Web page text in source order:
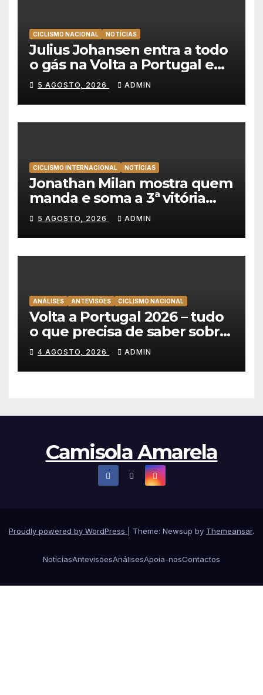
CICLISMO NACIONAL NOTÍCIAS
Julius Johansen entra a todo
o gás na Volta a Portugal e
lidera dobradinha da UAE
Team Emirates em Lisboa
5 AGOSTO, 2026 ADMIN
CICLISMO INTERNACIONAL NOTÍCIAS
Jonathan Milan mostra quem
manda e soma a 3ª vitória
consecutiva na Volta a
Polónia
5 AGOSTO, 2026 ADMIN
ANÁLISES ANTEVISÕES CICLISMO NACIONAL
Volta a Portugal 2026 – tudo
o que precisa de saber sobre
as equipas e o percurso
4 AGOSTO, 2026 ADMIN
Camisola Amarela
Proudly powered by WordPress Theme: Newsup by Themeansar.
NotíciasAntevisõesAnálisesApoia-nosContactos